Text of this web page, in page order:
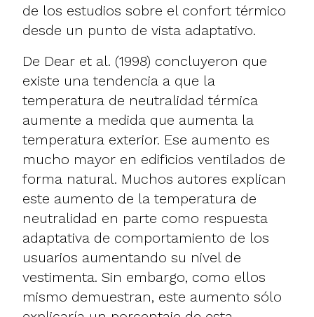
de los estudios sobre el confort térmico
desde un punto de vista adaptativo.
De Dear et al. (1998) concluyeron que
existe una tendencia a que la
temperatura de neutralidad térmica
aumente a medida que aumenta la
temperatura exterior. Ese aumento es
mucho mayor en edificios ventilados de
forma natural. Muchos autores explican
este aumento de la temperatura de
neutralidad en parte como respuesta
adaptativa de comportamiento de los
usuarios aumentando su nivel de
vestimenta. Sin embargo, como ellos
mismo demuestran, este aumento sólo